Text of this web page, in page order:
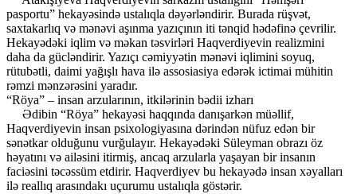
pasportu” hekayəsində ustalıqla dəyərləndirir. Burada rüşvət,
saxtakarlıq və mənəvi aşınma yazıçının iti tənqid hədəfinə çevrilir.
Hekayədəki iqlim və məkan təsvirləri Haqverdiyevin realizmini
daha da gücləndirir. Yazıçı cəmiyyətin mənəvi iqlimini soyuq,
rütubətli, daimi yağışlı hava ilə assosiasiya edərək ictimai mühitin
rəmzi mənzərəsini yaradır.
“Röya” – insan arzularının, itkilərinin bədii izharı
Ədibin “Röya” hekayəsi haqqında danışarkən müəllif,
Haqverdiyevin insan psixologiyasına dərindən nüfuz edən bir
sənətkar olduğunu vurğulayır. Hekayədəki Süleyman obrazı öz
həyatını və ailəsini itirmiş, ancaq arzularla yaşayan bir insanın
faciəsini təcəssüm etdirir. Haqverdiyev bu hekayədə insan xəyalları
ilə reallıq arasındakı uçurumu ustalıqla göstərir.